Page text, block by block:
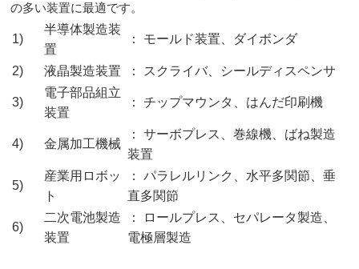
の多い装置に最適です。
1)
半導体製造装
置
： モールド装置、ダイボンダ
2) 液晶製造装置 ： スクライバ、シールディスペンサ
3)
電子部品組立
装置
： チップマウンタ、はんだ印刷機
4) 金属加工機械
： サーボプレス、巻線機、ばね製造
装置
5)
産業用ロボッ
ト
： パラレルリンク、水平多関節、垂
直多関節
6)
二次電池製造
装置
： ロールプレス、セパレータ製造、
電極層製造